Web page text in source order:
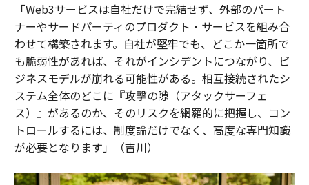
「Web3サービスは自社だけで完結せず、外部のパート
ナーやサードパーティのプロダクト・サービスを組み合
わせて構築されます。自社が堅牢でも、どこか一箇所で
も脆弱性があれば、それがインシデントにつながり、ビ
ジネスモデルが崩れる可能性がある。相互接続されたシ
ステム全体のどこに『攻撃の隙（アタックサーフェ
ス）』があるのか、そのリスクを網羅的に把握し、コン
トロールするには、制度論だけでなく、高度な専門知識
が必要となります」（吉川）